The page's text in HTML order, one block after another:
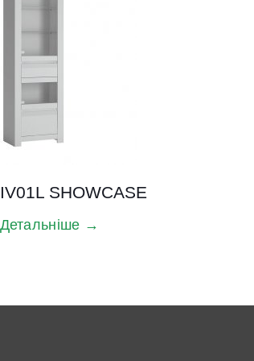
SHOWCASE
Детальніше →